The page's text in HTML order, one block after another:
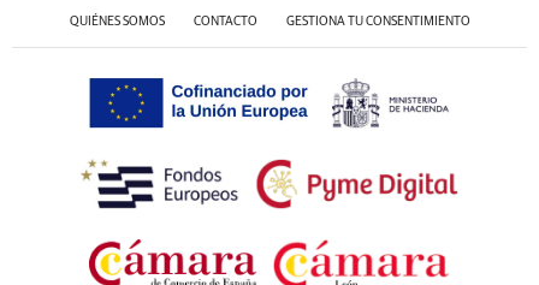
QUIÉNES SOMOS CONTACTO GESTIONA TU CONSENTIMIENTO